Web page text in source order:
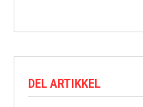
DEL ARTIKKEL